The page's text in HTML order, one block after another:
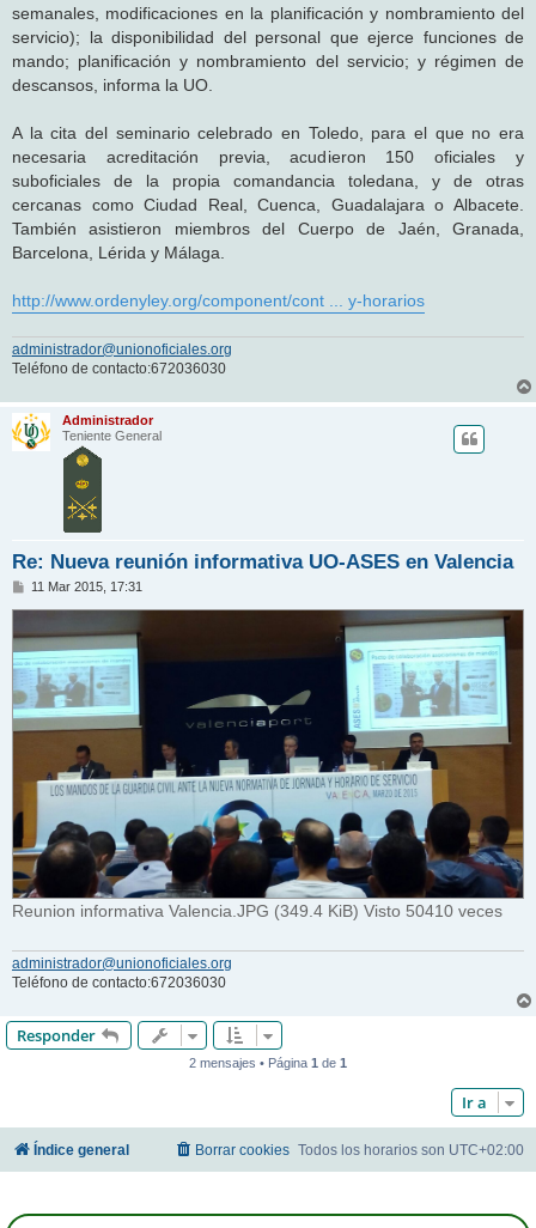
semanales, modificaciones en la planificación y nombramiento del
servicio); la disponibilidad del personal que ejerce funciones de
mando; planificación y nombramiento del servicio; y régimen de
descansos, informa la UO.
A la cita del seminario celebrado en Toledo, para el que no era
necesaria acreditación previa, acudieron 150 oficiales y
suboficiales de la propia comandancia toledana, y de otras
cercanas como Ciudad Real, Cuenca, Guadalajara o Albacete.
También asistieron miembros del Cuerpo de Jaén, Granada,
Barcelona, Lérida y Málaga.
http://www.ordenyley.org/component/cont ... y-horarios
administrador@unionoficiales.org
Teléfono de contacto:672036030
Administrador
Teniente General
Re: Nueva reunión informativa UO-ASES en Valencia
M
s
j
e
11 Mar 2015, 17:31
Reunion informativa Valencia.JPG (349.4 KiB) Visto 50410 veces
administrador@unionoficiales.org
Teléfono de contacto:672036030
Responder
2 mensajes • Página 1 de 1
Ir a
Índice general Todos los horarios son UTC+02:00
Borrar cookies